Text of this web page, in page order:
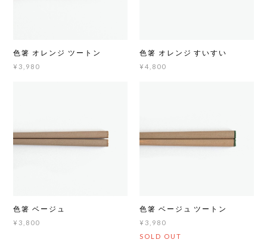
色箸 オレンジ ツートン
¥3,980
色箸 オレンジ すいすい
¥4,800
色箸 ベージュ
¥3,800
色箸 ベージュ ツートン
¥3,980
SOLD OUT